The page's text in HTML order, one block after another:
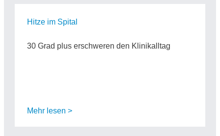
Hitze im Spital
30 Grad plus erschweren den Klinikalltag
Mehr lesen >